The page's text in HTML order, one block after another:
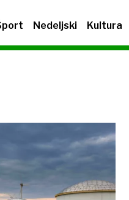
Nedeljski Kultura